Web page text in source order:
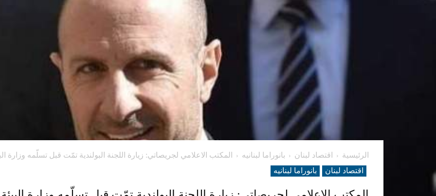
الرئيسية اقتصاد لبنان بانوراما لبنانیه
المكتب الاعلامي لجريصاتي: زيارة اللجنة البولندية تمّت قبل تسلّمه وزارة
اقتصاد لبنان
بانوراما لبنانیه